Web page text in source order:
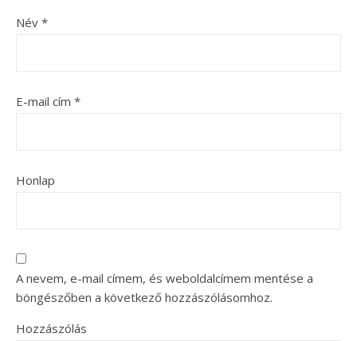
Név *
E-mail cím *
Honlap
A nevem, e-mail címem, és weboldalcímem mentése a
böngészőben a következő hozzászólásomhoz.
Hozzászólás